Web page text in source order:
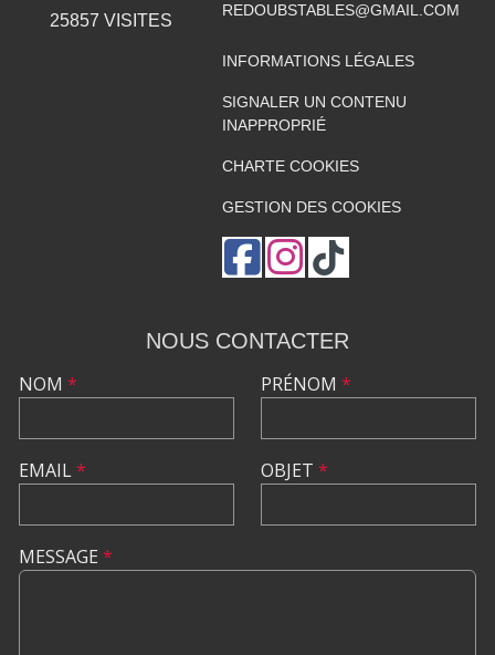
25857 VISITES
REDOUBSTABLES@GMAIL.COM
INFORMATIONS LÉGALES
SIGNALER UN CONTENU
INAPPROPRIÉ
CHARTE COOKIES
GESTION DES COOKIES
NOUS CONTACTER
NOM *
EMAIL*
PRÉNOM *
OBJET *
MESSAGE *